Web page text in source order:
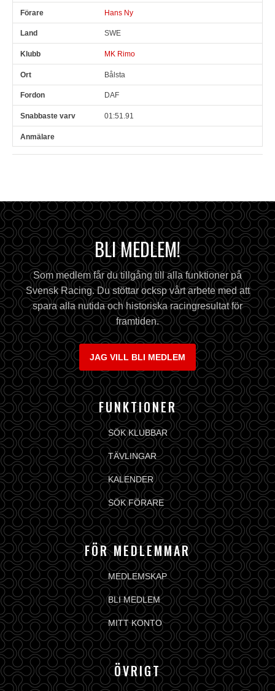
Hans Ny
SWE
MK Rimo
Bålsta
DAF
01:51.91
BLI MEDLEM!
Som medlem får du tillgång till alla funktioner på
Svensk Racing. Du stöttar ocksp vårt arbete med att
spara alla nutida och historiska racingresultat för
framtiden.
JAG VILL BLI MEDLEM
FUNKTIONER
SÖK KLUBBAR
TÄVLINGAR
KALENDER
SÖK FÖRARE
FÖR MEDLEMMAR
MEDLEMSKAP
BLI MEDLEM
MITT KONTO
ÖVRIGT